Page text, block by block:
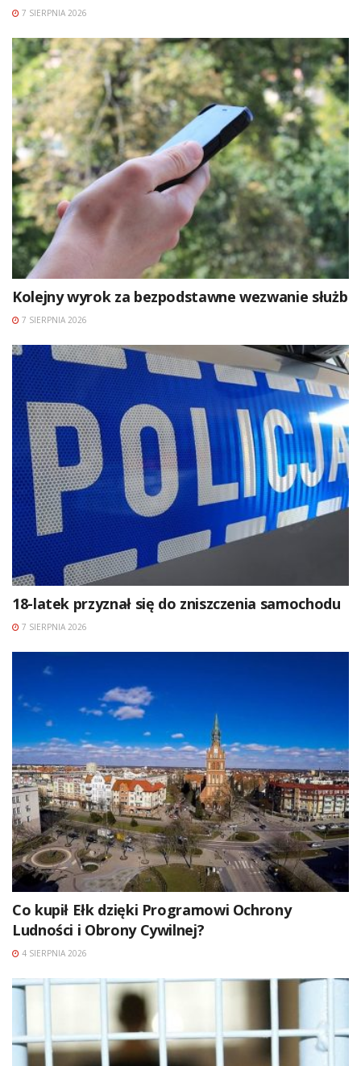
7 SIERPNIA 2026
Kolejny wyrok za bezpodstawne wezwanie służb
7 SIERPNIA 2026
18-latek przyznał się do zniszczenia samochodu
7 SIERPNIA 2026
Co kupił Ełk dzięki Programowi Ochrony
Ludności i Obrony Cywilnej?
4 SIERPNIA 2026